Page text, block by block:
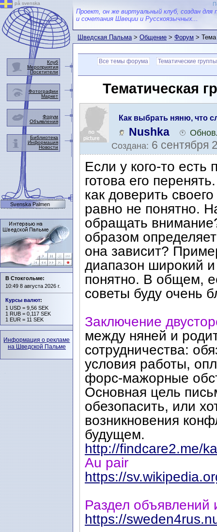
Проект, он же виртуальный клуб, создан для
и сочетания Швеции и Русскоязычных...
Шведская Пальма>Общение>Форум>
Все темы форума Тематические группы
Тематическая
Как выбрать няню, что
Nushka
Создана: 6 сентября
Если у кого-то есть
готова его
как доверить
равно не понятно.
обращать
образом
она зависит?
диапазон широкий
понятно. В общем,
советы буду очень
Заключение
между няней и
сотрудничества:
условия работы,
форс-мажорные
Основная цель
обезопасить, или
возникновения
будущем.
http://findcare2.me/
Au pair
https://
Раздел объявлений
https://
på svenska
Клуб
Мероприятия
Посетители
Фотографии
Маркет
Форум
Объявления
Библиотека
Информация
Новости
Svenska Palmen
В Стокгольме:
10:49 8 августа 2026 г.
Курсы валют:
1 USD = 9,56 SEK
1 RUB = 0,117 SEK
1 EUR = 11 SEK
Информация о рекламе
на Шведской Пальме